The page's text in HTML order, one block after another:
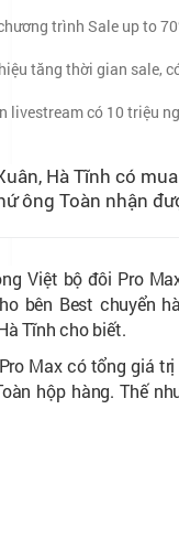
trình Sale up to
tăng thời gian sale,
livestream có 10 triệu
Hà Tĩnh có
ông Toàn nhận
Việt bộ đôi Pro
bên Best chuyển
Tĩnh cho biết.
Max có tổng giá
hộp hàng. Thế